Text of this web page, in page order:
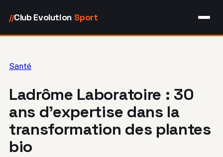
//Club Evolution Sport
Santé
Ladrôme Laboratoire : 30
ans d’expertise dans la
transformation des plantes
bio